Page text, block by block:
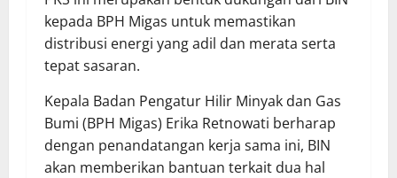
kepada BPH Migas untuk memastikan
distribusi energi yang adil dan merata serta
tepat sasaran.
Kepala Badan Pengatur Hilir Minyak dan Gas
Bumi (BPH Migas) Erika Retnowati berharap
dengan penandatangan kerja sama ini, BIN
akan memberikan bantuan terkait dua hal